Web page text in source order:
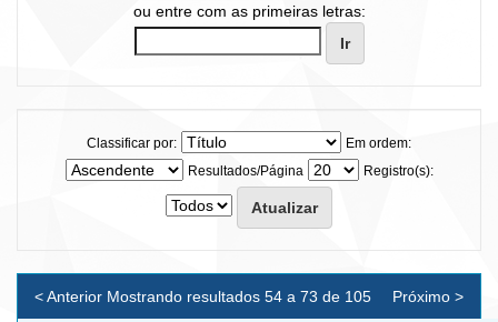
ou entre com as primeiras letras:
Classificar por:
Em ordem:
Resultados/Página
Registro(s):
Mostrando resultados 54 a 73 de 105
< Anterior Próximo >